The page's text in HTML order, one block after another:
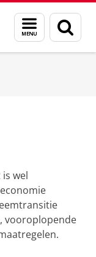
Menu
en
zoeken
Management &
wel
vooroplopende